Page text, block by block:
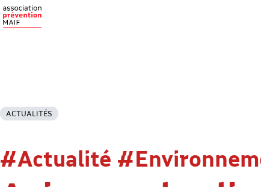
ACTUALITÉS
#Actualité